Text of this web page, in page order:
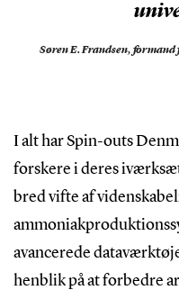
Søren E. Frandsen, formand
I alt har Spin-outs
forskere i deres
bred vifte af
avancerede
henblik på at forbedre